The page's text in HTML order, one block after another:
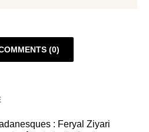
(0)
: Feryal Ziyari